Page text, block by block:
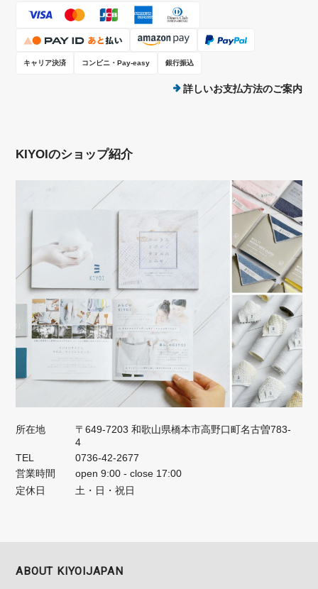
キャリア決済 コンビニ・Pay-easy 銀行振込
詳しいお支払方法のご案内
KIYOIのショップ紹介
所在地
〒649-7203 和歌山県橋本市高野口町名古曽783-
4
TEL
0736-42-2677
営業時間
open 9:00 - close 17:00
定休日
土・日・祝日
ABOUT KIYOIJAPAN